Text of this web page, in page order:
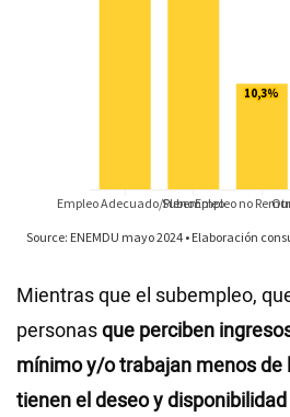
Mientras que el subempleo,
personasque perciben
mínimo y/o trabajan menos de
tienen el deseo y